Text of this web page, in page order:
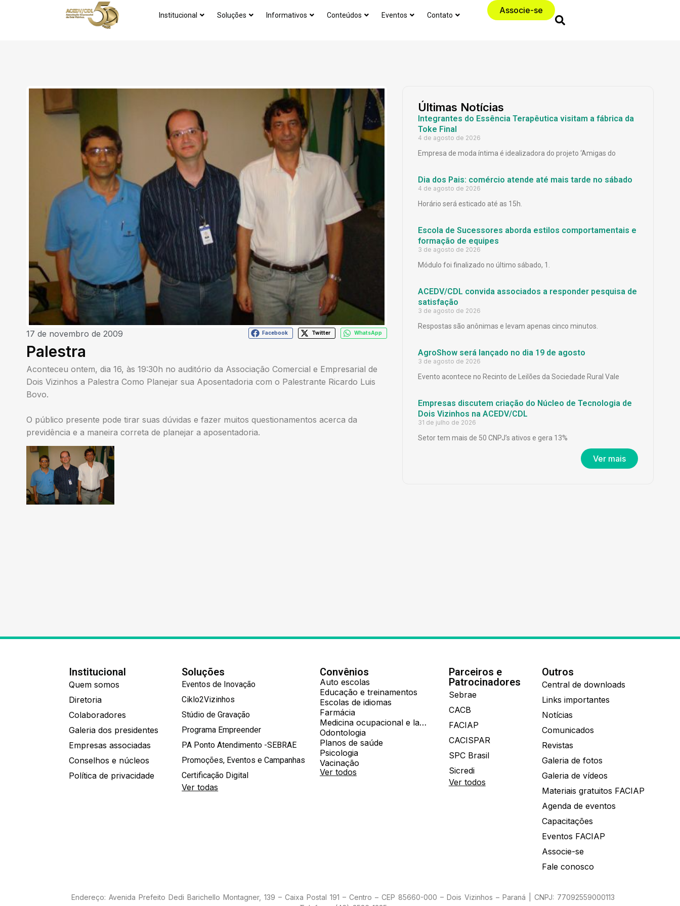
Institucional Soluções Informativos Conteúdos Eventos Contato Associe-se
17 de novembro de 2009 Facebook Twitter WhatsApp
Palestra
Aconteceu ontem, dia 16, às 19:30h no auditório da Associação Comercial e Empresarial de
Dois Vizinhos a Palestra Como Planejar sua Aposentadoria com o Palestrante Ricardo Luis
Bovo.
O público presente pode tirar suas dúvidas e fazer muitos questionamentos acerca da
previdência e a maneira correta de planejar a aposentadoria.
Últimas Notícias
Integrantes do Essência Terapêutica visitam a fábrica da
Toke Final
4 de agosto de 2026
Empresa de moda íntima é idealizadora do projeto ‘Amigas do
Dia dos Pais: comércio atende até mais tarde no sábado
4 de agosto de 2026
Horário será esticado até as 15h.
Escola de Sucessores aborda estilos comportamentais e
formação de equipes
3 de agosto de 2026
Módulo foi finalizado no último sábado, 1.
ACEDV/CDL convida associados a responder pesquisa de
satisfação
3 de agosto de 2026
Respostas são anônimas e levam apenas cinco minutos.
AgroShow será lançado no dia 19 de agosto
3 de agosto de 2026
Evento acontece no Recinto de Leilões da Sociedade Rural Vale
Empresas discutem criação do Núcleo de Tecnologia de
Dois Vizinhos na ACEDV/CDL
31 de julho de 2026
Setor tem mais de 50 CNPJ’s ativos e gera 13%
Ver mais
Institucional
Quem somos
Diretoria
Colaboradores
Galeria dos presidentes
Empresas associadas
Conselhos e núcleos
Política de privacidade
Soluções
Eventos de Inovação
Ciklo2Vizinhos
Stúdio de Gravação
Programa Empreender
PA Ponto Atendimento -SEBRAE
Promoções, Eventos e Campanhas
Certificação Digital
Ver todas
Convênios
Auto escolas
Educação e treinamentos
Escolas de idiomas
Farmácia
Medicina ocupacional e laboratorial
Odontologia
Planos de saúde
Psicologia
Vacinação
Ver todos
Parceiros e
Patrocinadores
Sebrae
CACB
FACIAP
CACISPAR
SPC Brasil
Sicredi
Ver todos
Outros
Central de downloads
Links importantes
Notícias
Comunicados
Revistas
Galeria de fotos
Galeria de vídeos
Materiais gratuitos FACIAP
Agenda de eventos
Capacitações
Eventos FACIAP
Associe-se
Fale conosco
Endereço: Avenida Prefeito Dedi Barichello Montagner, 139 – Caixa Postal 191 – Centro – CEP 85660-000 – Dois Vizinhos – Paraná | CNPJ: 77092559000113